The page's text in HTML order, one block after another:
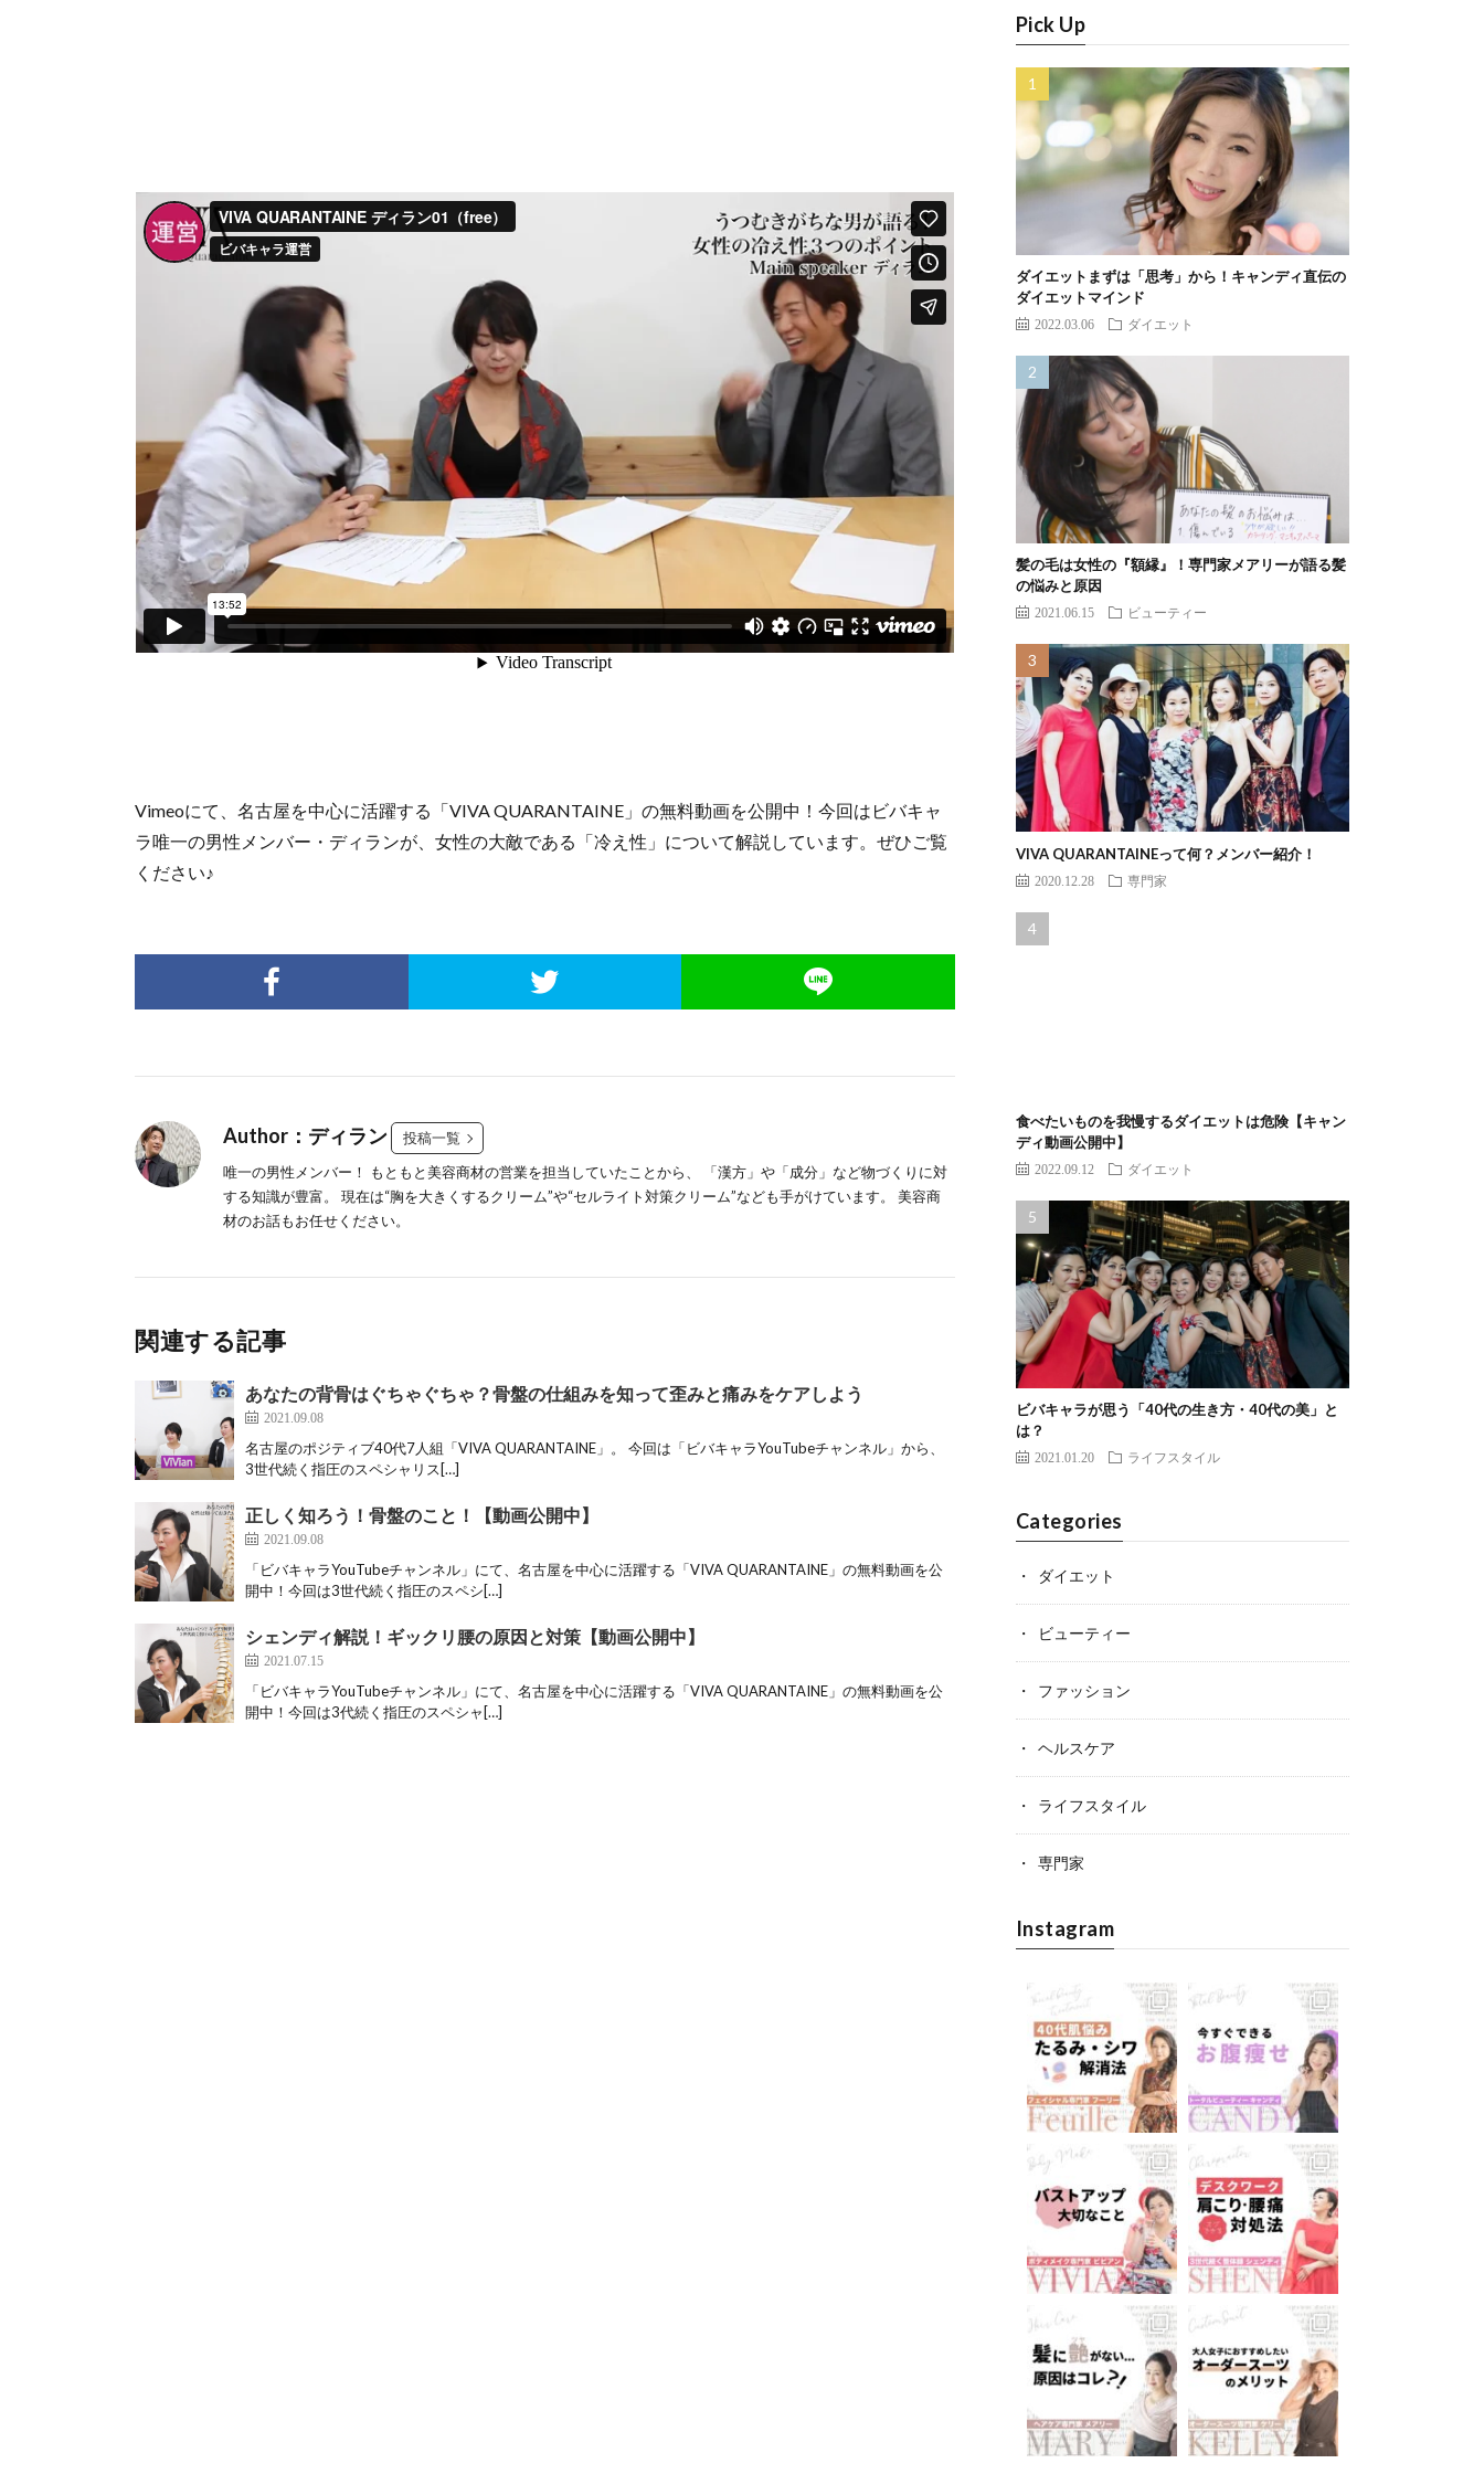
Vimeoにて、名古屋を中心に活躍する「VIVA QUARANTAINE」の無料動画を公開中！今回はビバキャ
ラ唯一の男性メンバー・ディランが、女性の大敵である「冷え性」について解説しています。ぜひご覧
ください♪
Author：ディラン
投稿一覧
唯一の男性メンバー！ もともと美容商材の営業を担当していたことから、 「漢方」や「成分」など物づくりに対
する知識が豊富。 現在は“胸を大きくするクリーム”や“セルライト対策クリーム”なども手がけています。 美容商
材のお話もお任せください。
関連する記事
あなたの背骨はぐちゃぐちゃ？骨盤の仕組みを知って歪みと痛みをケアしよう
2021.09.08
名古屋のポジティブ40代7人組「VIVA QUARANTAINE」。 今回は「ビバキャラYouTubeチャンネル」から、
3世代続く指圧のスペシャリス[…]
正しく知ろう！骨盤のこと！【動画公開中】
2021.09.08
「ビバキャラYouTubeチャンネル」にて、名古屋を中心に活躍する「VIVA QUARANTAINE」の無料動画を公
開中！今回は3世代続く指圧のスペシ[…]
シェンディ解説！ギックリ腰の原因と対策【動画公開中】
2021.07.15
「ビバキャラYouTubeチャンネル」にて、名古屋を中心に活躍する「VIVA QUARANTAINE」の無料動画を公
開中！今回は3代続く指圧のスペシャ[…]
Pick Up
ダイエットまずは「思考」から！キャンディ直伝の
ダイエットマインド
2022.03.06 ダイエット
髪の毛は女性の『額縁』！専門家メアリーが語る髪
の悩みと原因
2021.06.15 ビューティー
VIVA QUARANTAINEって何？メンバー紹介！
2020.12.28 専門家
食べたいものを我慢するダイエットは危険【キャン
ディ動画公開中】
2022.09.12 ダイエット
ビバキャラが思う「40代の生き方・40代の美」と
は？
2021.01.20 ライフスタイル
Categories
ダイエット
ビューティー
ファッション
ヘルスケア
ライフスタイル
専門家
Instagram